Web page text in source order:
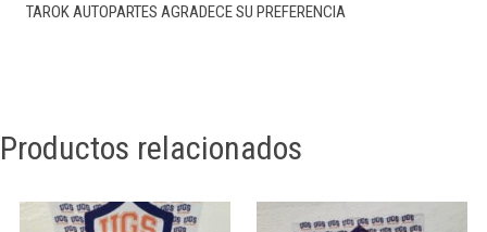
TAROK AUTOPARTES AGRADECE SU PREFERENCIA
Productos relacionados